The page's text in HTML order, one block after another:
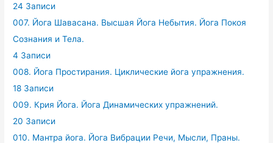
24 Записи
007. Йога Шавасана. Высшая Йога Небытия. Йога Покоя
Сознания и Тела.
4 Записи
008. Йога Простирания. Циклические йога упражнения.
18 Записи
009. Крия Йога. Йога Динамических упражнений.
20 Записи
010. Мантра йога. Йога Вибрации Речи, Мысли, Праны.